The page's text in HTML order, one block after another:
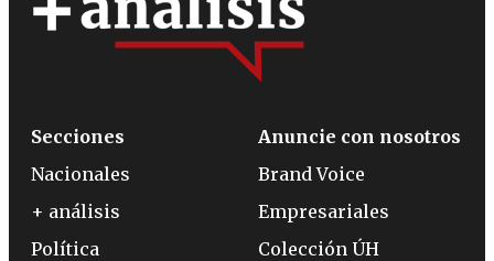
Secciones
Nacionales
+ análisis
Política
Anuncie con nosotros
Brand Voice
Empresariales
Colección ÚH